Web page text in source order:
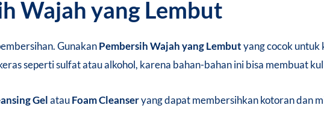
Wajah yang Lembut
GunakanPembersih Wajah yang Lembutyang cocok untuk
seperti sulfat atau alkohol, karena bahan-bahan ini bisa membuat
GelatauFoam Cleanseryang dapat membersihkan kotoran dan